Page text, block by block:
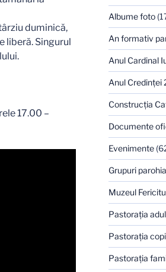
duminică,
liberă. Singurul
17.00 –
Albume foto
An formativ
Anul Cardinal
Anul Credinţei
Construcţia
Documente
Evenimente
Grupuri
Muzeul
Pastoraţia
Pastoraţia
Pastoraţia